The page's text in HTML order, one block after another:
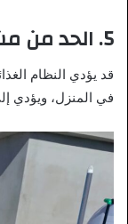
5. الحد من
قد يؤدي النظام
في المنزل، ويؤدي